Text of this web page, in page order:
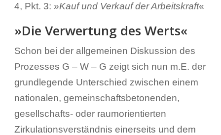
4, Pkt. 3: »Kauf und Verkauf der Arbeitskraft«
»Die Verwertung des Werts«
Schon bei der allgemeinen Diskussion des
Prozesses G – W – G zeigt sich nun m.E. der
grundlegende Unterschied zwischen einem
nationalen, gemeinschaftsbetonenden,
gesellschafts- oder raumorientierten
Zirkulationsverständnis einerseits und dem